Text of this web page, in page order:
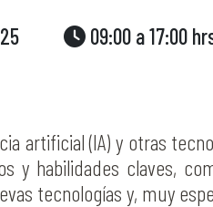
09:00 a 17:00
artificial (IA) y otras
y habilidades claves,
tecnologías y, muy